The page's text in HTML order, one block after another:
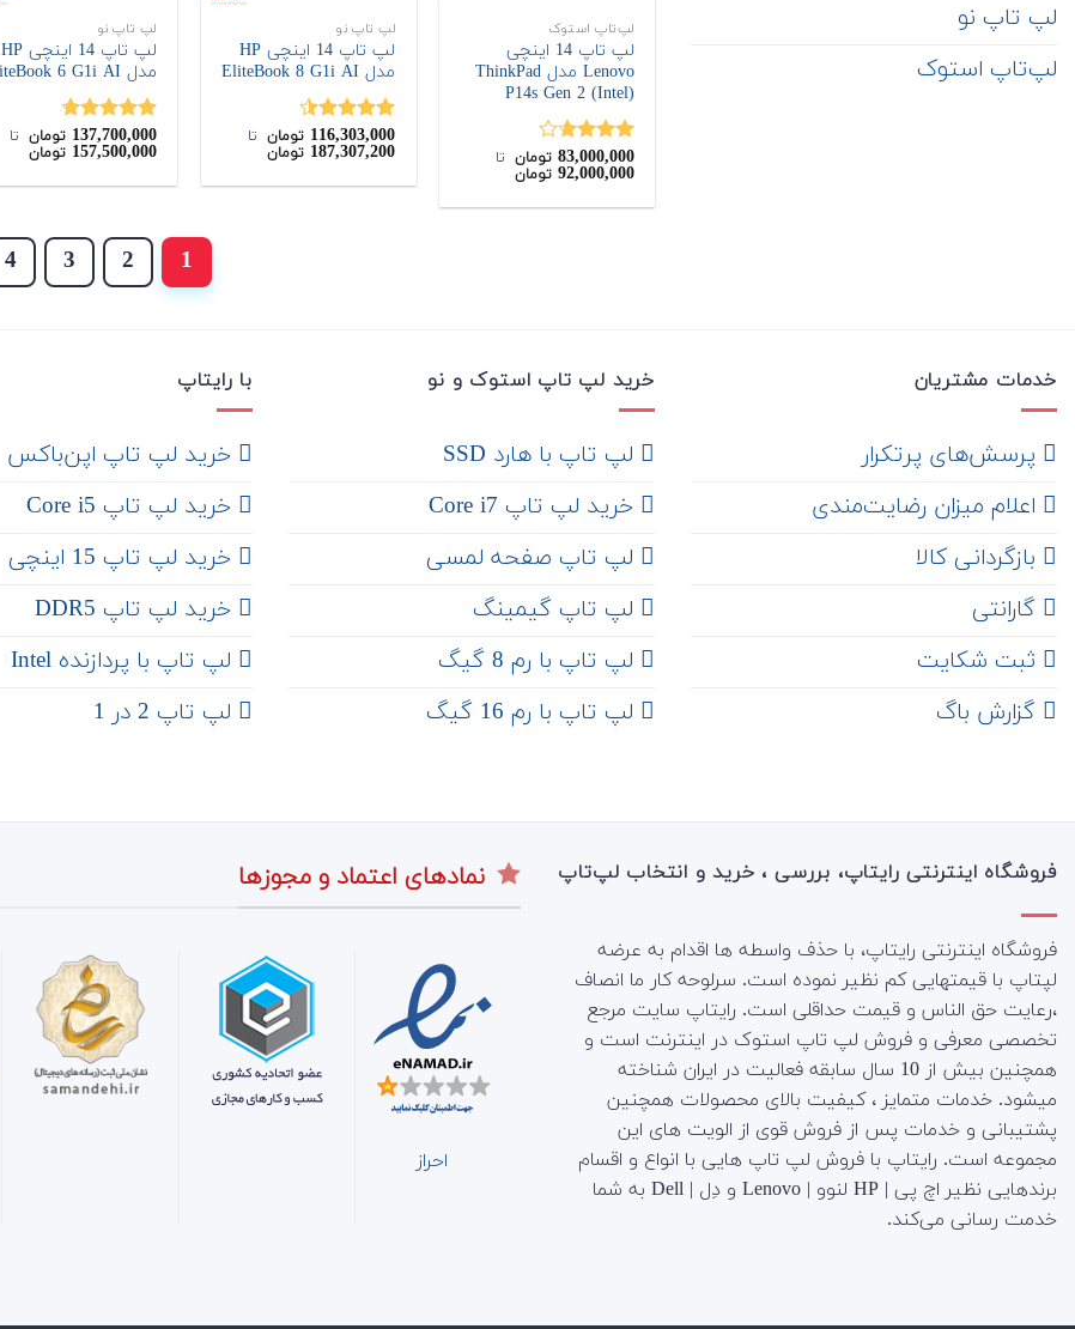
لپ تاپ نو
لپ‌تاپ استوک
لپ‌تاپ استوک
لپ تاپ 14 اینچی
Lenovo مدل ThinkPad
P14s Gen 2 (Intel)
نمره
3.67از
83,000,000 تومان ‌ تا ‌
92,000,000 تومان
لپ تاپ نو
لپ تاپ 14 اینچی HP
مدل EliteBook 8 G1i AI
نمره4.50
از 5
116,303,000 تومان‌ تا ‌
187,307,200 تومان
لپ تاپ نو
لپ تاپ 14 اینچی HP
مدل EliteBook 6 G1i AI
نمره4.67
از 5
137,700,000 تومان ‌ تا ‌
157,500,000 تومان
1
2
3
4
خدمات مشتریان
‌ پرسش‌های پرتکرار
اعلام میزان رضایت‌مندی
‌ بازگردانی کالا
گارانتی
ثبت شکایت
‌ گزارش باگ
خرید لپ تاپ استوک و نو
لپ تاپ با هارد SSD
خرید لپ تاپ Core i7
لپ تاپ صفحه لمسی
لپ تاپ گیمینگ
لپ تاپ با رم 8 گیگ
لپ تاپ با رم 16 گیگ
با رایتاپ
‌ خرید لپ تاپ اپن‌باکس
خرید لپ تاپ Core i5
‌‌ خرید لپ تاپ 15 اینچی
خرید لپ تاپ DDR5
لپ تاپ با پردازنده Intel
لپ تاپ 2 در 1
فروشگاه اینترنتی رایتاپ، بررسی ، خرید و انتخاب لپ‌تاپ
فروشگاه اینترنتی رایتاپ، با حذف واسطه ها اقدام به عرضه
لپتاپ با قیمتهایی کم نظیر نموده است. سرلوحه کار ما انصاف
،رعایت حق الناس و قیمت حداقلی است. رایتاپ سایت مرجع
تخصصی معرفی و فروش لپ تاپ استوک در اینترنت است و
همچنین بیش از 10 سال سابقه فعالیت در ایران شناخته
میشود. خدمات متمایز ، کیفیت بالای محصولات همچنین
پشتیبانی و خدمات پس از فروش قوی از الویت های این
مجموعه است. رایتاپ با فروش لپ تاپ هایی با انواع و اقسام
برندهایی نظیر اچ پی | HP لنوو | Lenovo و دِل | Dell به شما
خدمت رسانی می‌کند.
نمادهای اعتماد و مجوزها
احراز